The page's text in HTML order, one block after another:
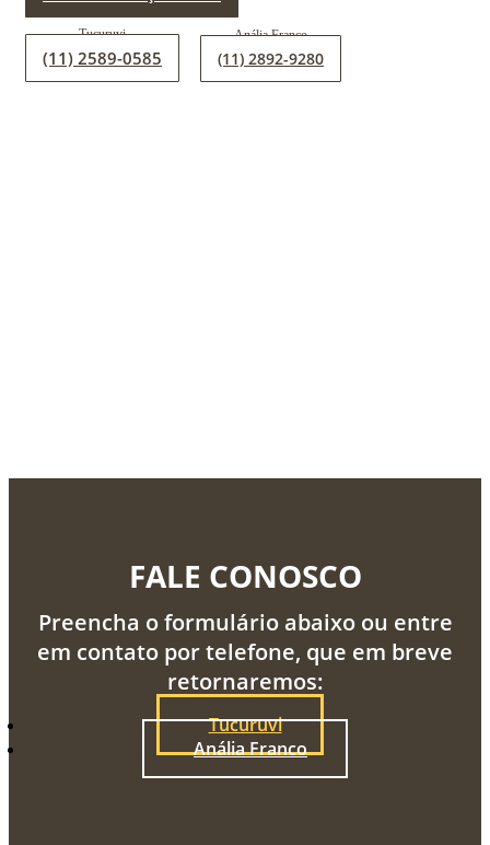
(11) 2589-0585 (11) 2892-9280
FALE CONOSCO
Preencha o formulário abaixo ou entre
em contato por telefone, que em breve
retornaremos:
Tucuruvi
Anália Franco